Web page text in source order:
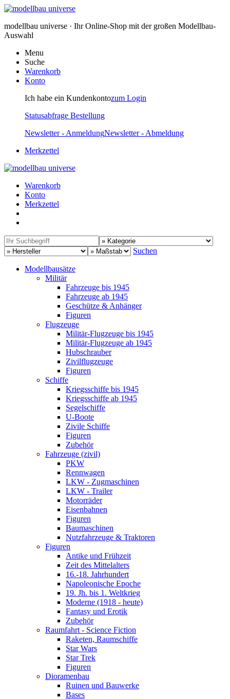
modellbau universe · Ihr Online-Shop mit der großen Modellbau-
Auswahl
Menu
Suche
Warenkorb
Konto
Ich habe ein Kundenkontozum Login
Statusabfrage Bestellung
Newsletter - AnmeldungNewsletter - Abmeldung
Merkzettel
Warenkorb
Konto
Merkzettel
Suchen
Modellbausätze
Militär
Fahrzeuge bis 1945
Fahrzeuge ab 1945
Geschütze & Anhänger
Figuren
Flugzeuge
Militär-Flugzeuge bis 1945
Militär-Flugzeuge ab 1945
Hubschrauber
Zivilflugzeuge
Figuren
Schiffe
Kriegsschiffe bis 1945
Kriegsschiffe ab 1945
Segelschiffe
U-Boote
Zivile Schiffe
Figuren
Zubehör
Fahrzeuge (zivil)
PKW
Rennwagen
LKW - Zugmaschinen
LKW - Trailer
Motorräder
Eisenbahnen
Figuren
Baumaschinen
Nutzfahrzeuge & Traktoren
Figuren
Antike und Frühzeit
Zeit des Mittelalters
16.-18. Jahrhundert
Napoleonische Epoche
19. Jh. bis 1. Weltkrieg
Moderne (1918 - heute)
Fantasy und Erotik
Zubehör
Raumfahrt - Science Fiction
Raketen, Raumschiffe
Star Wars
Star Trek
Figuren
Dioramenbau
Ruinen und Bauwerke
Bases